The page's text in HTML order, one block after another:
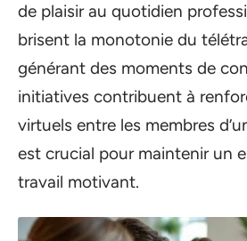
de plaisir au quotidien
brisent la monotonie du
générant des moments de
initiatives contribuent à
virtuels entre les membres
est crucial pour maintenir un
travail motivant.